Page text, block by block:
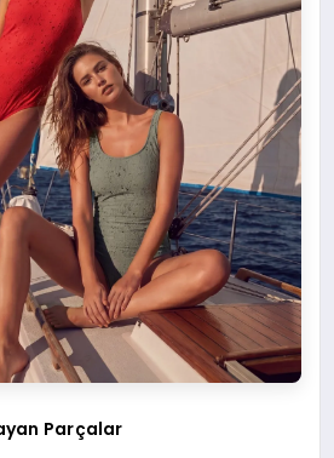
Parçalar